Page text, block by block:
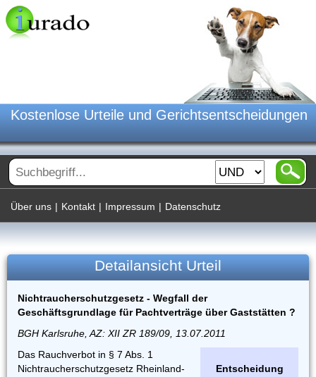
Kostenlose Urteile und Gerichtsentscheidungen
Über uns | Kontakt | Impressum | Datenschutz
Detailansicht Urteil
Nichtraucherschutzgesetz - Wegfall der
Geschäftsgrundlage für Pachtverträge über Gaststätten ?
BGH Karlsruhe, AZ: XII ZR 189/09, 13.07.2011
Entscheidung
Das Rauchverbot in § 7 Abs. 1
Nichtraucherschutzgesetz Rheinland-